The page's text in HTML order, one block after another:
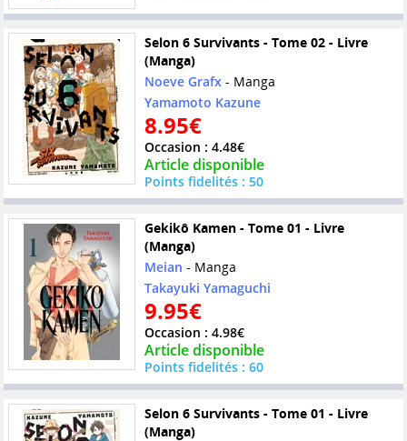
Selon 6 Survivants - Tome 02 - Livre
(Manga)
Noeve Grafx- Manga
Yamamoto Kazune
8.95€
Occasion : 4.48€
Article disponible
Points fidelités : 50
Gekikô Kamen - Tome 01 - Livre
(Manga)
Meian - Manga
Takayuki Yamaguchi
9.95€
Occasion : 4.98€
Article disponible
Points fidelités : 60
Selon 6 Survivants - Tome 01 - Livre
(Manga)